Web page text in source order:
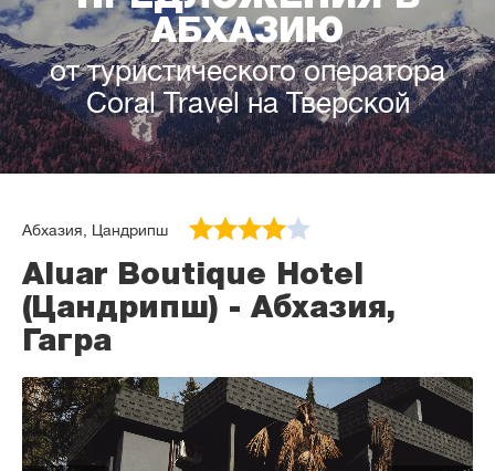
АБХАЗИЮ
от туристического оператора
Coral Travel на Тверской
Абхазия, Цандрипш
Aluar Boutique Hotel
(Цандрипш) - Абхазия,
Гагра